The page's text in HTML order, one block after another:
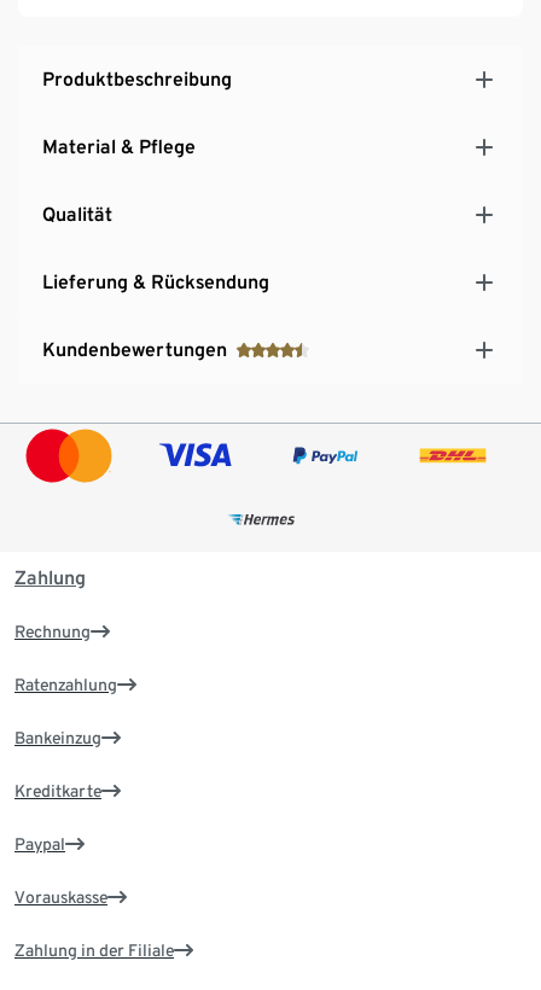
Produktbeschreibung
Material & Pflege
Qualität
Lieferung & Rücksendung
Kundenbewertungen
Zahlung
Rechnung
Ratenzahlung
Bankeinzug
Kreditkarte
Paypal
Vorauskasse
Zahlung in der Filiale